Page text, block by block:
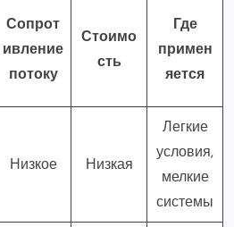
Сопрот
ивление
потоку
Стоимо
сть
Где
примен
яется
Низкое Низкая
Легкие
условия,
мелкие
системы